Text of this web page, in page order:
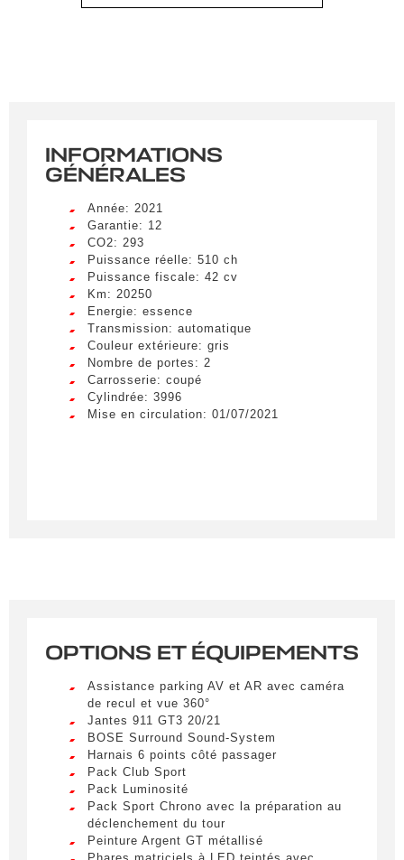
Remplissez le formulaire ci-dessous pour recevoir
une notification par e-mail dès qu’un véhicule
correspondant à vos critères sera disponible.
Civilité *
LIVRAISON PARTOUT EN
INFORMATIONS
GÉNÉRALES
Année: 2021
Garantie: 12
CO2: 293
Puissance réelle: 510 ch
Puissance fiscale: 42 cv
Km: 20250
Energie: essence
Transmission: automatique
Couleur extérieure: gris
Nombre de portes: 2
Carrosserie: coupé
Cylindrée: 3996
Mise en circulation: 01/07/2021
OPTIONS ET ÉQUIPEMENTS
Assistance parking AV et AR avec caméra
de recul et vue 360°
Jantes 911 GT3 20/21
BOSE Surround Sound-System
Harnais 6 points côté passager
Pack Club Sport
Pack Luminosité
Pack Sport Chrono avec la préparation au
déclenchement du tour
Peinture Argent GT métallisé